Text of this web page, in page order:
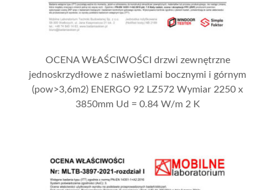
OCENA WŁAŚCIWOŚCI drzwi zewnętrzne
jednoskrzydłowe z naświetlami bocznymi i górnym
(pow>3,6m2) ENERGO 92 LZ572 Wymiar 2250 x
3850mm Ud = 0.84 W/m 2 K